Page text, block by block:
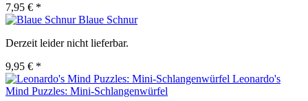
7,95 € *
Blaue Schnur
Derzeit leider nicht lieferbar.
9,95 € *
Leonardo's
Mind Puzzles: Mini-Schlangenwürfel